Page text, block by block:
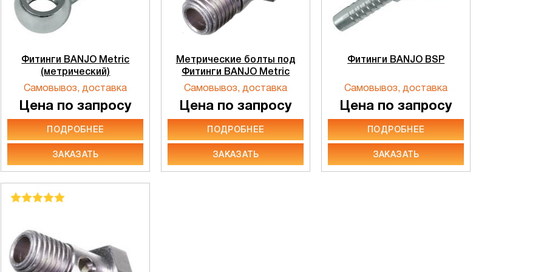
Фитинги BANJO Metric
(метрический)
Самовывоз, доставка
Цена по запросу
ПОДРОБНЕЕ
ЗАКАЗАТЬ
Метрические болты под
Фитинги BANJO Metric
Самовывоз, доставка
Цена по запросу
ПОДРОБНЕЕ
ЗАКАЗАТЬ
Фитинги BANJO BSP
Самовывоз, доставка
Цена по запросу
ПОДРОБНЕЕ
ЗАКАЗАТЬ